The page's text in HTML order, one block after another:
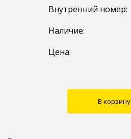
Внутренний номер:
Наличие:
Цена:
В корзину